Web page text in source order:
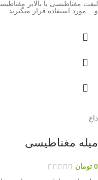
لیفت مغناطیسی یا بالابر
و... مورد استفاده قرار میگیرند.
داغ
میله مغناطیسی
0 تومان